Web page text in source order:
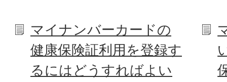
マイナンバーカードの
健康保険証利用を登録す
るにはどうすればよい